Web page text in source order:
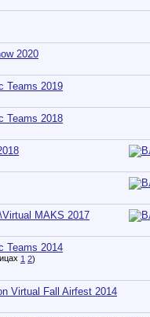
2020
Teams 2019
Teams 2018
MAKS 2017
Teams 2014
1 2)
Virtual Fall Airfest 2014